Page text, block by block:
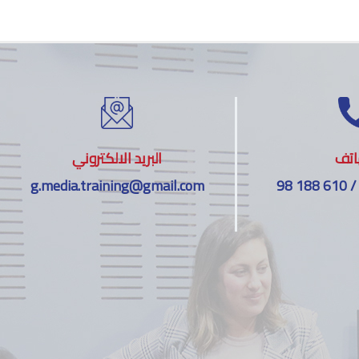
البريد الالكتروني
g.media.training@gmail.com
98 188 610